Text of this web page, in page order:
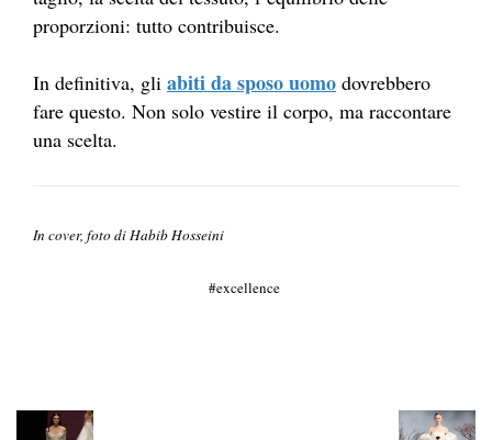
proporzioni: tutto contribuisce.
In definitiva, gli abiti da sposo uomo dovrebbero
fare questo. Non solo vestire il corpo, ma raccontare
una scelta.
In cover, foto di Habib Hosseini
excellence